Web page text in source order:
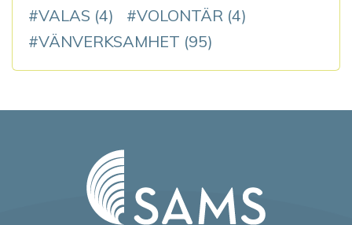
VALAS (4) VOLONTÄR (4)
VÄNVERKSAMHET (95)